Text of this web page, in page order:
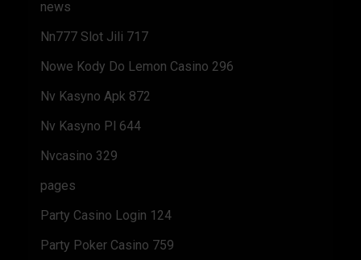
news
Nn777 Slot Jili 717
Nowe Kody Do Lemon Casino 296
Nv Kasyno Apk 872
Nv Kasyno Pl 644
Nvcasino 329
pages
Party Casino Login 124
Party Poker Casino 759